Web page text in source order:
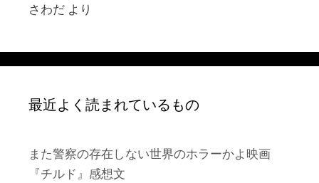
さわだ より
最近よく読まれているもの
また警察の存在しない世界のホラーかよ映画
『チルド』感想文